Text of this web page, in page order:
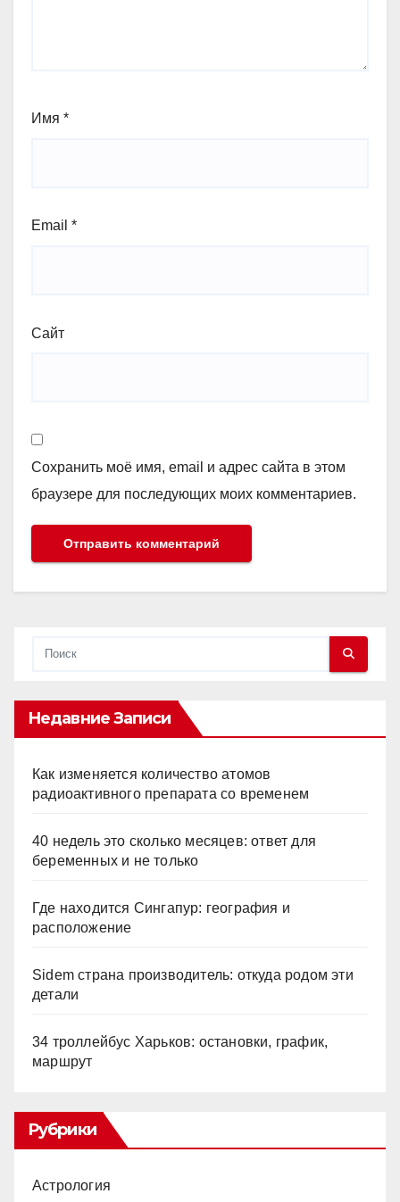
Имя *
Email *
Сайт
Сохранить моё имя, email и адрес сайта в этом
браузере для последующих моих комментариев.
Недавние Записи
Как изменяется количество атомов
радиоактивного препарата со временем
40 недель это сколько месяцев: ответ для
беременных и не только
Где находится Сингапур: география и
расположение
Sidem страна производитель: откуда родом эти
детали
34 троллейбус Харьков: остановки, график,
маршрут
Рубрики
Астрология